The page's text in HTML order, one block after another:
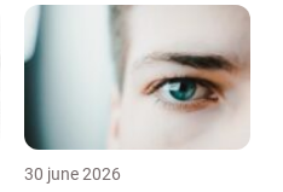
30 june 2026